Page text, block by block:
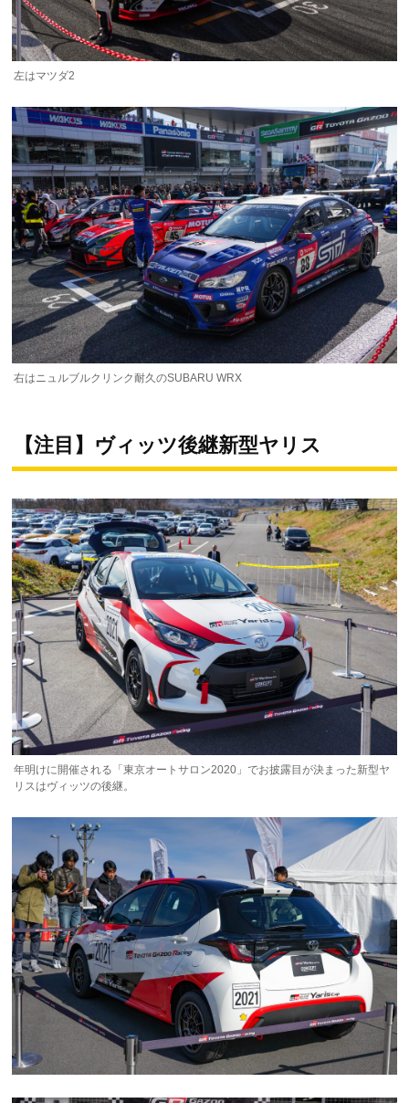
左はマツダ2
右はニュルブルクリンク耐久のSUBARU WRX
【注目】ヴィッツ後継新型ヤリス
年明けに開催される「東京オートサロン2020」でお披露目が決まった新型ヤ
リスはヴィッツの後継。